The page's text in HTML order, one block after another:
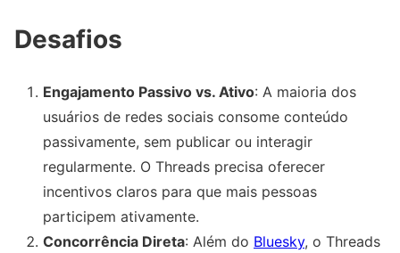
Desafios
Engajamento Passivo vs. Ativo: A maioria dos
usuários de redes sociais consome conteúdo
passivamente, sem publicar ou interagir
regularmente. O Threads precisa oferecer
incentivos claros para que mais pessoas
participem ativamente.
Concorrência Direta: Além do Bluesky, o Threads